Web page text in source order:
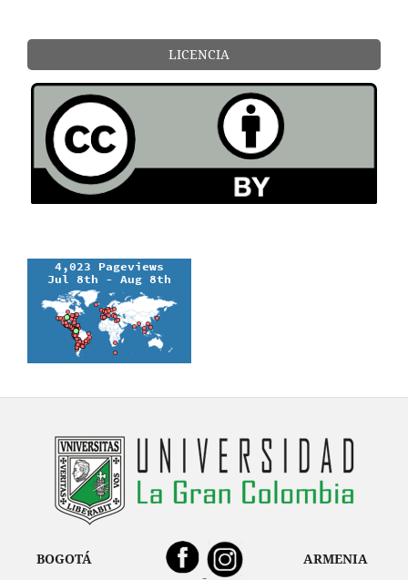
LICENCIA
BOGOTÁ
ARMENIA